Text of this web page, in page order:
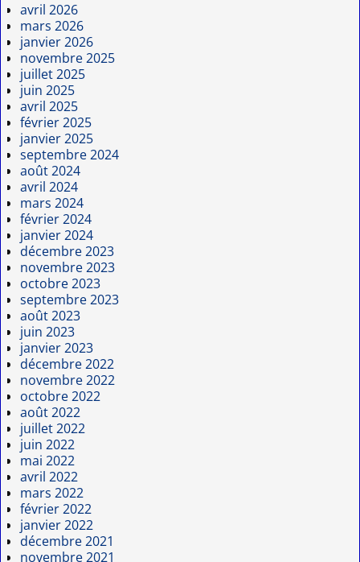
avril 2026
mars 2026
janvier 2026
novembre 2025
juillet 2025
juin 2025
avril 2025
février 2025
janvier 2025
septembre 2024
août 2024
avril 2024
mars 2024
février 2024
janvier 2024
décembre 2023
novembre 2023
octobre 2023
septembre 2023
août 2023
juin 2023
janvier 2023
décembre 2022
novembre 2022
octobre 2022
août 2022
juillet 2022
juin 2022
mai 2022
avril 2022
mars 2022
février 2022
janvier 2022
décembre 2021
novembre 2021